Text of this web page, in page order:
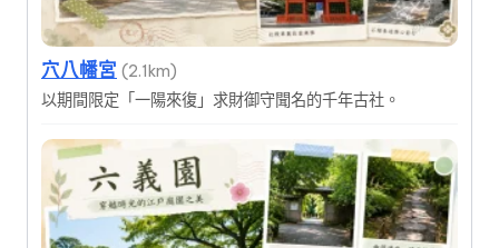
穴八幡宮 (2.1km)
以期間限定「一陽來復」求財御守聞名的千年古社。